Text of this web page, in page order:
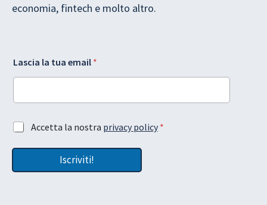
economia, fintech e molto altro.
c
c
t
a
z
D
P
l
L
a
Lascia la tua email *
A
c
t
Accetta la nostra privacy policy *
Iscriviti!